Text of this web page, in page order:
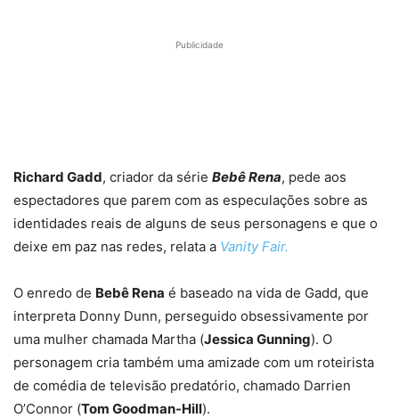
Publicidade
Richard Gadd, criador da série Bebê Rena, pede aos
espectadores que parem com as especulações sobre as
identidades reais de alguns de seus personagens e que o
deixe em paz nas redes, relata a Vanity Fair.
O enredo de Bebê Rena é baseado na vida de Gadd, que
interpreta Donny Dunn, perseguido obsessivamente por
uma mulher chamada Martha (Jessica Gunning). O
personagem cria também uma amizade com um roteirista
de comédia de televisão predatório, chamado Darrien
O’Connor (Tom Goodman-Hill).